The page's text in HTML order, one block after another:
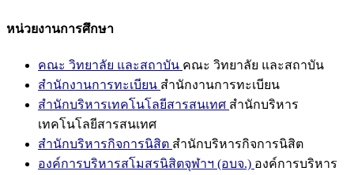
หน่วยงานการศึกษา
คณะ วิทยาลัย และสถาบัน คณะ วิทยาลัย และสถาบัน
สำนักงานการทะเบียน สำนักงานการทะเบียน
สำนักบริหารเทคโนโลยีสารสนเทศ สำนักบริหาร
เทคโนโลยีสารสนเทศ
สำนักบริหารกิจการนิสิต สำนักบริหารกิจการนิสิต
องค์การบริหารสโมสรนิสิตจุฬาฯ (อบจ.) องค์การบริหาร